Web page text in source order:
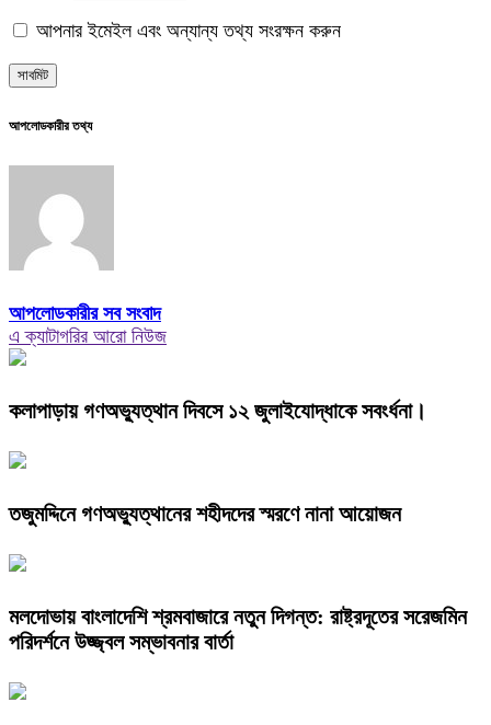
আপনার ইমেইল এবং অন্যান্য তথ্য সংরক্ষন করুন
আপলোডকারীর তথ্য
আপলোডকারীর সব সংবাদ
এ ক্যাটাগরির আরো নিউজ
কলাপাড়ায় গণঅভ্যুত্থান দিবসে ১২ জুলাইযোদ্ধাকে সবংর্ধনা।
তজুমদ্দিনে গণঅভ্যুত্থানের শহীদদের স্মরণে নানা আয়োজন
মলদোভায় বাংলাদেশি শ্রমবাজারে নতুন দিগন্ত: রাষ্ট্রদূতের সরেজমিন
পরিদর্শনে উজ্জ্বল সম্ভাবনার বার্তা